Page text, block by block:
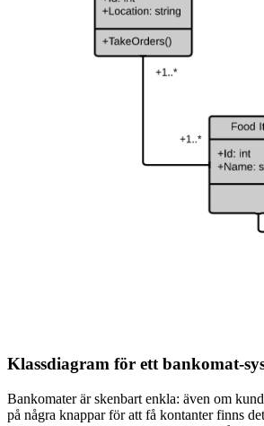
Klassdiagram för ett bankomat-
Bankomater är skenbart enkla: även om
på några knappar för att få kontanter finns